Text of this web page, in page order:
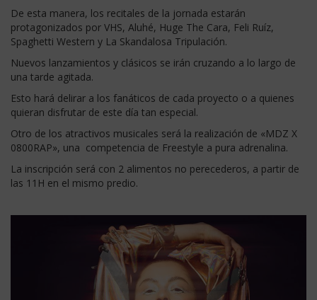
De esta manera, los recitales de la jornada estarán
protagonizados por VHS, Aluhé, Huge The Cara, Feli Ruíz,
Spaghetti Western y La Skandalosa Tripulación.
Nuevos lanzamientos y clásicos se irán cruzando a lo largo de
una tarde agitada.
Esto hará delirar a los fanáticos de cada proyecto o a quienes
quieran disfrutar de este día tan especial.
Otro de los atractivos musicales será la realización de «MDZ X
0800RAP», una competencia de Freestyle a pura adrenalina.
La inscripción será con 2 alimentos no perecederos, a partir de
las 11H en el mismo predio.